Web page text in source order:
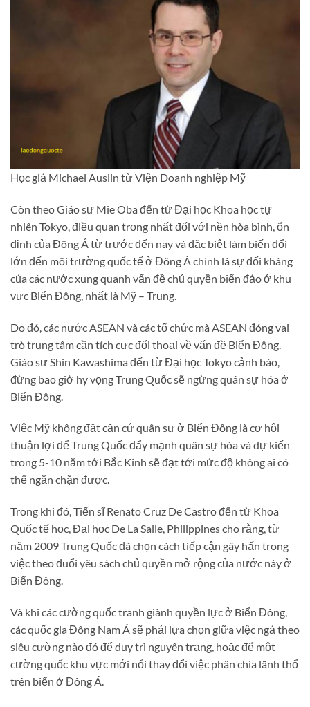
Học giả Michael Auslin từ Viện Doanh nghiệp Mỹ
Còn theo Giáo sư Mie Oba đến từ Đại học Khoa học tự
nhiên Tokyo, điều quan trọng nhất đối với nền hòa bình, ổn
định của Đông Á từ trước đến nay và đặc biệt làm biến đổi
lớn đến môi trường quốc tế ở Đông Á chính là sự đối kháng
của các nước xung quanh vấn đề chủ quyền biển đảo ở khu
vực Biển Đông, nhất là Mỹ – Trung.
Do đó, các nước ASEAN và các tổ chức mà ASEAN đóng vai
trò trung tâm cần tích cực đối thoại về vấn đề Biển Đông.
Giáo sư Shin Kawashima đến từ Đại học Tokyo cảnh báo,
đừng bao giờ hy vọng Trung Quốc sẽ ngừng quân sự hóa ở
Biển Đông.
Việc Mỹ không đặt căn cứ quân sự ở Biển Đông là cơ hội
thuận lợi để Trung Quốc đẩy mạnh quân sự hóa và dự kiến
trong 5-10 năm tới Bắc Kinh sẽ đạt tới mức độ không ai có
thể ngăn chặn được.
Trong khi đó, Tiến sĩ Renato Cruz De Castro đến từ Khoa
Quốc tế học, Đại học De La Salle, Philippines cho rằng, từ
năm 2009 Trung Quốc đã chọn cách tiếp cận gây hấn trong
việc theo đuổi yêu sách chủ quyền mở rộng của nước này ở
Biển Đông.
Và khi các cường quốc tranh giành quyền lực ở Biển Đông,
các quốc gia Đông Nam Á sẽ phải lựa chọn giữa việc ngả theo
siêu cường nào đó để duy trì nguyên trạng, hoặc để một
cường quốc khu vực mới nổi thay đổi việc phân chia lãnh thổ
trên biển ở Đông Á.